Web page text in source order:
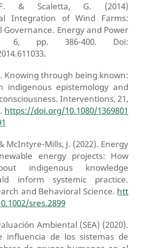
& Scaletta, G. (2014)
Integration of Wind Farms:
Governance. Energy and Power
6, pp. 386-400. Doi:
Knowing through being known:
indigenous epistemology and
Interventions, 21,
https://doi.org/10.1080/1369801
McIntyre-Mills, J. (2022). Energy
energy projects: How
indigenous knowledge
inform systemic practice.
and Behavioral Science. htt
sres.2899
Ambiental (SEA) (2020).
influencia de los sistemas de